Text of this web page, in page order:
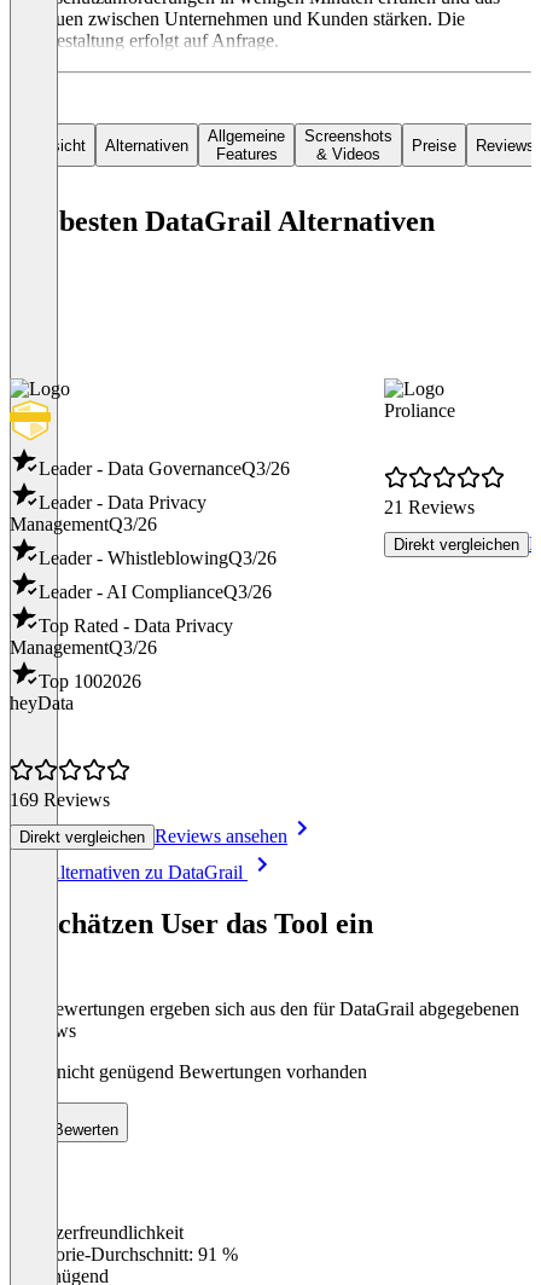
Vertrauen zwischen Unternehmen und Kunden stärken. Die
Preisgestaltung erfolgt auf Anfrage.
Übersicht Alternativen
Allgemeine
Features
Screenshots
& Videos
Preise Reviews
Die besten DataGrail Alternativen
Leader - Data GovernanceQ3/26
Leader - Data Privacy
ManagementQ3/26
Leader - WhistleblowingQ3/26
Leader - AI ComplianceQ3/26
Top Rated - Data Privacy
ManagementQ3/26
Top 1002026
heyData
169 Reviews
Direkt vergleichen Reviews ansehen
Proliance
21 Reviews
Direkt vergleichen
Alle Alternativen zu DataGrail
So schätzen User das Tool ein
Die Bewertungen ergeben sich aus den für DataGrail abgegebenen
Reviews
Noch nicht genügend Bewertungen vorhanden
Bewerten
Benutzerfreundlichkeit
Kategorie-Durchschnitt: 91 %
Ungenügend